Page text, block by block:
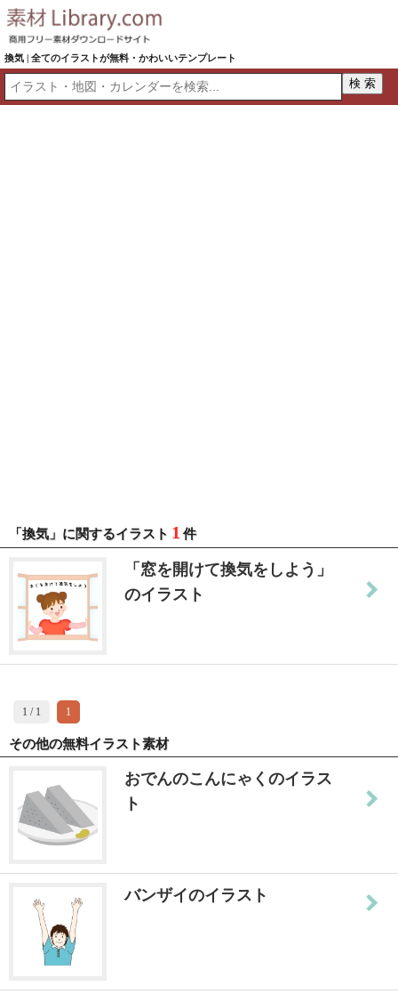
換気 | 全てのイラストが無料・かわいいテンプレート
「換気」に関するイラスト 1 件
「窓を開けて換気をしよう」
のイラスト
1 / 1 1
その他の無料イラスト素材
おでんのこんにゃくのイラス
ト
バンザイのイラスト